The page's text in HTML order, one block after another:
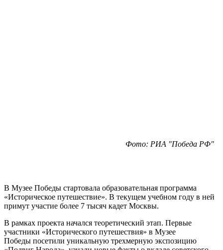
Фото: РИА "Победа РФ"
В Музее Победы стартовала образовательная программа
«Историческое путешествие». В текущем учебном году в ней
примут участие более 7 тысяч кадет Москвы.
В рамках проекта начался теоретический этап. Первые
участники «Исторического путешествия» в Музее
Победы посетили уникальную трехмерную экспозицию